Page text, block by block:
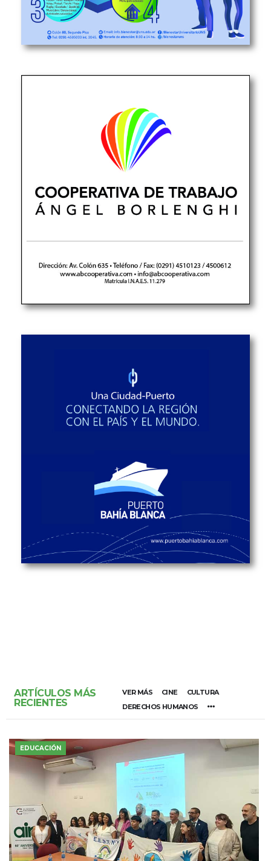
ARTÍCULOS MÁS
RECIENTES
VER MÁS CINE
CULTURA
DERECHOS HUMANOS
EDUCACIÓN